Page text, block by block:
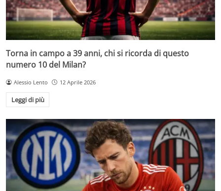
Torna in campo a 39 anni, chi si ricorda di questo
numero 10 del Milan?
Alessio Lento 12 Aprile 2026
Leggi di più